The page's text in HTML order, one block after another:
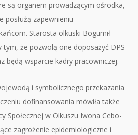
są organem prowadzącym ośrodka,
posłużą zapewnieniu
Starosta olkuski Bogumił
tym, że pozwolą one doposażyć DPS
będą wsparcie kadry pracowniczej.
i symbolicznego przekazania
dofinansowania mówiła także
Społecznej w Olkuszu Iwona Cebo-
zagrożenie epidemiologiczne i